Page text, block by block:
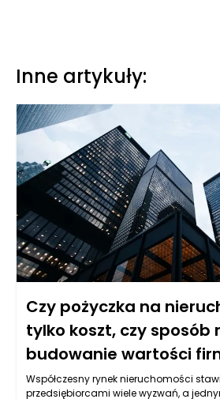
Inne artykuły:
Czy pożyczka na
tylko koszt, czy sposób
budowanie wartości
Współczesny rynek nieruchomości
przedsiębiorcami wiele wyzwań, a